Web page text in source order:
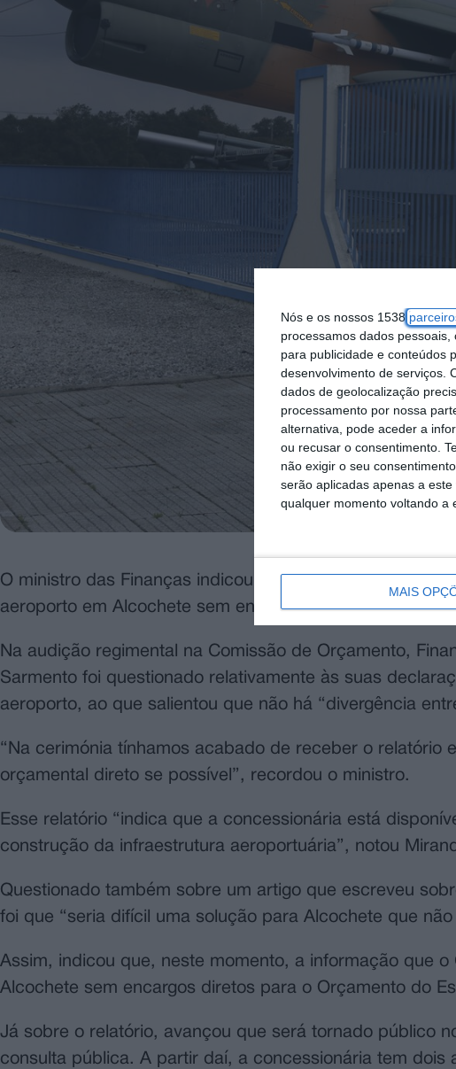
Nós e os nossos 1538
processamos dados
para publicidade e conteúdos
desenvolvimento de serviços.
dados de geolocalização
processamento por nossa
alternativa, pode aceder a
ou recusar o consentimento.
não exigir o seu
serão aplicadas apenas a
qualquer momento voltando a
MAIS
O ministro das Finanças indicou hoje que, de acordo
aeroporto em Alcochete sem encargos diretos para o
Na audição regimental na Comissão de Orçamento,
Sarmento foi questionado relativamente às suas
aeroporto, ao que salientou que não há “divergência
“Na cerimónia tínhamos acabado de receber o
orçamental direto se possível”, recordou o ministro.
Esse relatório “indica que a concessionária está
construção da infraestrutura aeroportuária”, notou
Questionado também sobre um artigo que escreveu
foi que “seria difícil uma solução para Alcochete que
Assim, indicou que, neste momento, a informação que
Alcochete sem encargos diretos para o Orçamento do
Já sobre o relatório, avançou que será tornado público
consulta pública. A partir daí, a concessionária tem